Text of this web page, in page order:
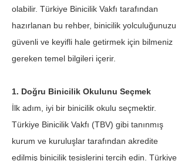
olabilir. Türkiye Binicilik Vakfı tarafından
hazırlanan bu rehber, binicilik yolculuğunuzu
güvenli ve keyifli hale getirmek için bilmeniz
gereken temel bilgileri içerir.
1. Doğru Binicilik Okulunu Seçmek
İlk adım, iyi bir binicilik okulu seçmektir.
Türkiye Binicilik Vakfı (TBV) gibi tanınmış
kurum ve kuruluşlar tarafından akredite
edilmiş binicilik tesislerini tercih edin. Türkiye